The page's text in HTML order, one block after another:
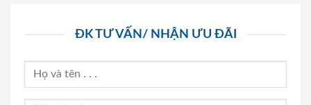
ĐK TƯ VẤN/ NHẬN ƯU ĐÃI